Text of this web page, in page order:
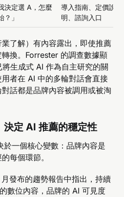
決定選 A，怎麼
？」
導入指南、定價說
明、諮詢入口
了解）有內容露出，即使推薦
換。Forrester 的調查數據顯
生成式 AI 作為自主研究的關
者在 AI 中的多輪對話會直接
話都是品牌內容被調用或被淘
決定 AI 推薦的穩定性
於一個核心變數：品牌內容是
每個環節。
發布的趨勢報告中指出，持續
數位內容，品牌的 AI 可見度